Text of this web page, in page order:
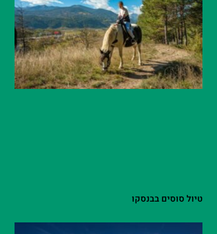
טיול סוסים בבנסקו